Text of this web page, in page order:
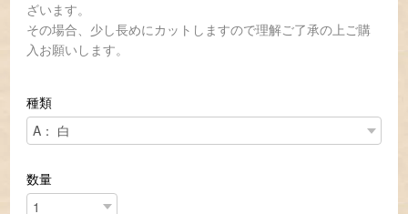
ざいます。
その場合、少し長めにカットしますので理解ご了承の上ご購
入お願いします。
種類
数量